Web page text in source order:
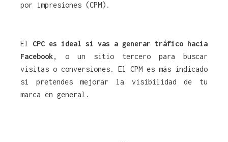
por impresiones (CPM).
El CPC es ideal si vas a generar tráfico hacia
Facebook, o un sitio tercero para buscar
visitas o conversiones. El CPM es más indicado
si pretendes mejorar la visibilidad de tu
marca en general.